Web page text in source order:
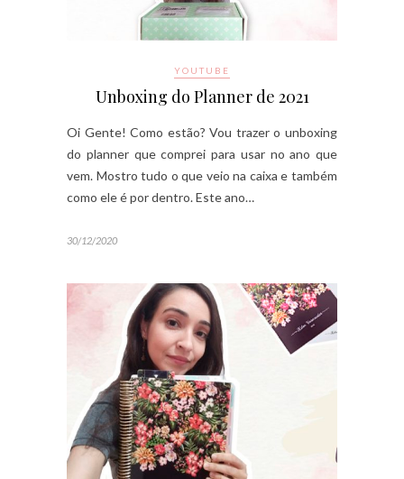
YOUTUBE
Unboxing do Planner de 2021
Oi Gente! Como estão? Vou trazer o unboxing
do planner que comprei para usar no ano que
vem. Mostro tudo o que veio na caixa e também
como ele é por dentro. Este ano…
30/12/2020